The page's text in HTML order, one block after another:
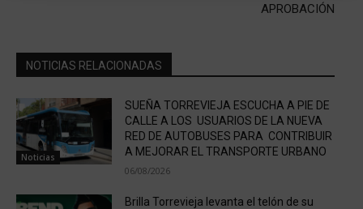
APROBACIÓN
NOTICIAS RELACIONADAS
Noticias
SUEÑA TORREVIEJA ESCUCHA A PIE DE
CALLE A LOS USUARIOS DE LA NUEVA
RED DE AUTOBUSES PARA CONTRIBUIR
A MEJORAR EL TRANSPORTE URBANO
06/08/2026
Brilla Torrevieja levanta el telón de su